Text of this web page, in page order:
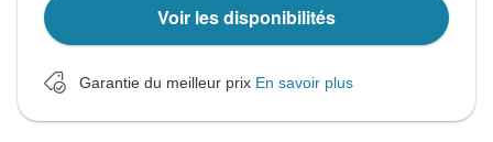
Voir les disponibilités
Garantie du meilleur prix En savoir plus